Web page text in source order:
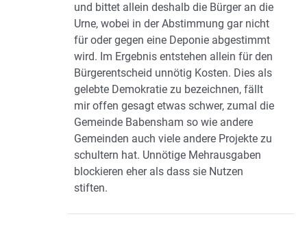
und bittet allein deshalb die Bürger an die
Urne, wobei in der Abstimmung gar nicht
für oder gegen eine Deponie abgestimmt
wird. Im Ergebnis entstehen allein für den
Bürgerentscheid unnötig Kosten. Dies als
gelebte Demokratie zu bezeichnen, fällt
mir offen gesagt etwas schwer, zumal die
Gemeinde Babensham so wie andere
Gemeinden auch viele andere Projekte zu
schultern hat. Unnötige Mehrausgaben
blockieren eher als dass sie Nutzen
stiften.